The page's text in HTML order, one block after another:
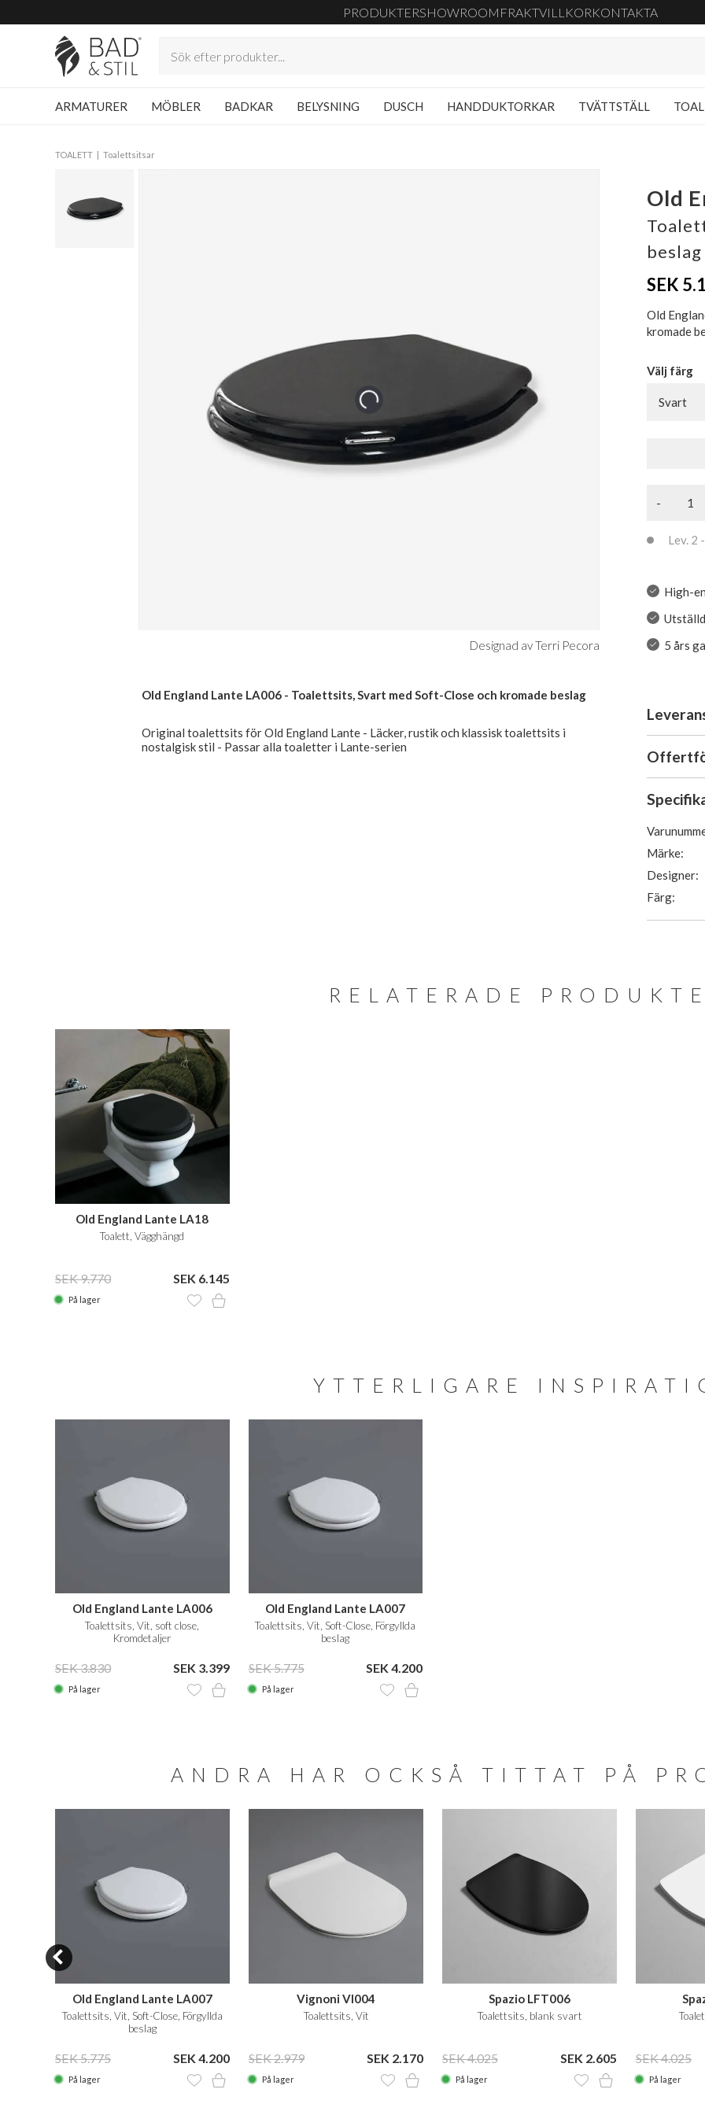
PRODUKTERSHOWROOM FRAKTVILLKORKONTAKTA
ARMATURER MÖBLER BADKAR BELYSNING DUSCH HANDDUKTORKAR TVÄTTSTÄLL
TOALETT Toalettsitsar
Designad av Terri Pecora
Old England Lante LA006 - Toalettsits, Svart med Soft-Close och kromade beslag
Original toalettsits för Old England Lante - Läcker, rustik och klassisk toalettsits i
nostalgisk stil - Passar alla toaletter i Lante-serien
Old
beslag
SEK
Old
kromade
Välj färg
Svart
-
Lev. 2
High-
5 års
Märke:
Designer:
Färg:
RELATERADE
Old England Lante LA18
Toalett, Vägghängd
SEK 9.770 SEK 6.145
På lager
YTTERLIGARE
Old England Lante LA006
Toalettsits, Vit, soft close,
Kromdetaljer
SEK 3.830 SEK 3.399
På lager
Old England Lante LA007
Toalettsits, Vit, Soft-Close, Förgyllda
beslag
SEK 5.775 SEK 4.200
På lager
ANDRA HAR OCKSÅ TITTAT PÅ
Old England Lante LA007
Toalettsits, Vit, Soft-Close, Förgyllda
beslag
SEK 5.775 SEK 4.200
På lager
Vignoni VI004
Toalettsits, Vit
SEK 2.979 SEK 2.170
På lager
Spazio LFT006
Toalettsits, blank svart
SEK 4.025 SEK 2.605
På lager
SEK 4.025
På lager